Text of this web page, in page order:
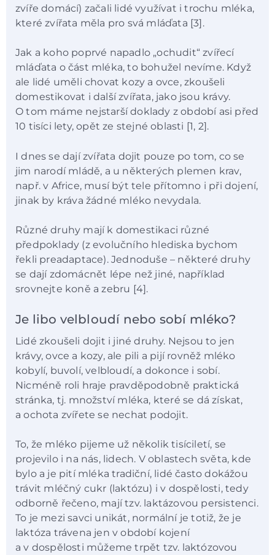
zvíře domácí) začali lidé využívat i trochu mléka,
které zvířata měla pro svá mláďata [3].
Jak a koho poprvé napadlo „ochudit“ zvířecí
mláďata o část mléka, to bohužel nevíme. Když
ale lidé uměli chovat kozy a ovce, zkoušeli
domestikovat i další zvířata, jako jsou krávy.
O tom máme nejstarší doklady z období asi před
10 tisíci lety, opět ze stejné oblasti [1, 2].
I dnes se dají zvířata dojit pouze po tom, co se
jim narodí mládě, a u některých plemen krav,
např. v Africe, musí být tele přítomno i při dojení,
jinak by kráva žádné mléko nevydala.
Různé druhy mají k domestikaci různé
předpoklady (z evolučního hlediska bychom
řekli preadaptace). Jednoduše – některé druhy
se dají zdomácnět lépe než jiné, například
srovnejte koně a zebru [4].
Je libo velbloudí nebo sobí mléko?
Lidé zkoušeli dojit i jiné druhy. Nejsou to jen
krávy, ovce a kozy, ale pili a pijí rovněž mléko
kobylí, buvolí, velbloudí, a dokonce i sobí.
Nicméně roli hraje pravděpodobně praktická
stránka, tj. množství mléka, které se dá získat,
a ochota zvířete se nechat podojit.
To, že mléko pijeme už několik tisíciletí, se
projevilo i na nás, lidech. V oblastech světa, kde
bylo a je pití mléka tradiční, lidé často dokážou
trávit mléčný cukr (laktózu) i v dospělosti, tedy
odborně řečeno, mají tzv. laktázovou persistenci.
To je mezi savci unikát, normální je totiž, že je
laktóza trávena jen v období kojení
a v dospělosti můžeme trpět tzv. laktózovou